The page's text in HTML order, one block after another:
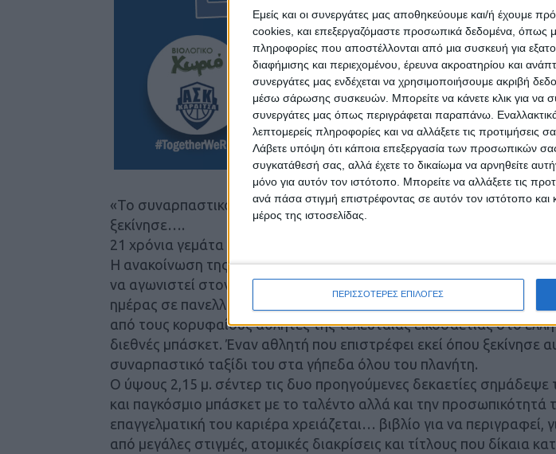
Εμείς και οι συνεργάτες μας αποθηκεύουμε και/ή έχουμε
cookies, και επεξεργαζόμαστε προσωπικά δεδομένα, όπως
πληροφορίες που αποστέλλονται από μια συσκευή για
διαφήμισης και περιεχομένου, έρευνα ακροατηρίου και
συνεργάτες μας ενδέχεται να χρησιμοποιήσουμε ακριβή
μέσω σάρωσης συσκευών. Μπορείτε να κάνετε κλικ για να
συνεργάτες μας όπως περιγράφεται παραπάνω.
λεπτομερείς πληροφορίες και να αλλάξετε τις προτιμήσεις
Λάβετε υπόψη ότι κάποια επεξεργασία των προσωπικών σας
συγκατάθεσή σας, αλλά έχετε το δικαίωμα να αρνηθείτε
μόνο για αυτόν τον ιστότοπο. Μπορείτε να αλλάξετε τις
ανά πάσα στιγμή επιστρέφοντας σε αυτόν τον ιστότοπο
μέρος της ιστοσελίδας.
ΠΕΡΙΣΣΟΤΕΡΕΣ ΕΠΙΛΟΓΕΣ
«Το συναρπαστικό ταξίδι του Γιάννη Μπουρούση επιστρέφει εκεί
ξεκίνησε….
21 χρόνια γεμάτα τίτλους και μοναδικές στιγμές
Η ανακοίνωση της επιστροφής του μεγάλου Γιάννη Μπουρούση
να αγωνιστεί στον ΒΙΟΛΟΓΙΚΟ ΧΩΡΙΟ Α.Σ.Καρδίτσας, ήταν μια από
ημέρας σε πανελλήνιο επίπεδο. Απόλυτα δικαιολογημένα, μιας και
από τους κορυφαίους αθλητές της τελευταίας εικοσαετίας στο
διεθνές μπάσκετ. Έναν αθλητή που επιστρέφει εκεί όπου ξεκίνησε
συναρπαστικό ταξίδι του στα γήπεδα όλου του πλανήτη.
Ο ύψους 2,15 μ. σέντερ τις δυο προηγούμενες δεκαετίες σημάδεψε
και παγκόσμιο μπάσκετ με το ταλέντο αλλά και την προσωπικότητά
επαγγελματική του καριέρα χρειάζεται… βιβλίο για να περιγραφεί,
από μεγάλες στιγμές, ατομικές διακρίσεις και τίτλους που δίκαια